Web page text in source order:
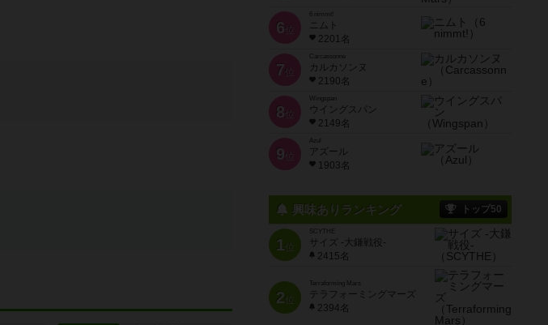
6 位
ニムト
2201名
7 位
Carcassonne
カルカソンヌ
2190名
8 位
Wingspan
ウイングスパン
2149名
9 位
Azul
アズール
1903名
興味ありランキング トップ50
1位
SCYTHE
サイズ -大鎌戦役-
2415名
2位
Terraforming Mars
テラフォーミングマーズ
2394名